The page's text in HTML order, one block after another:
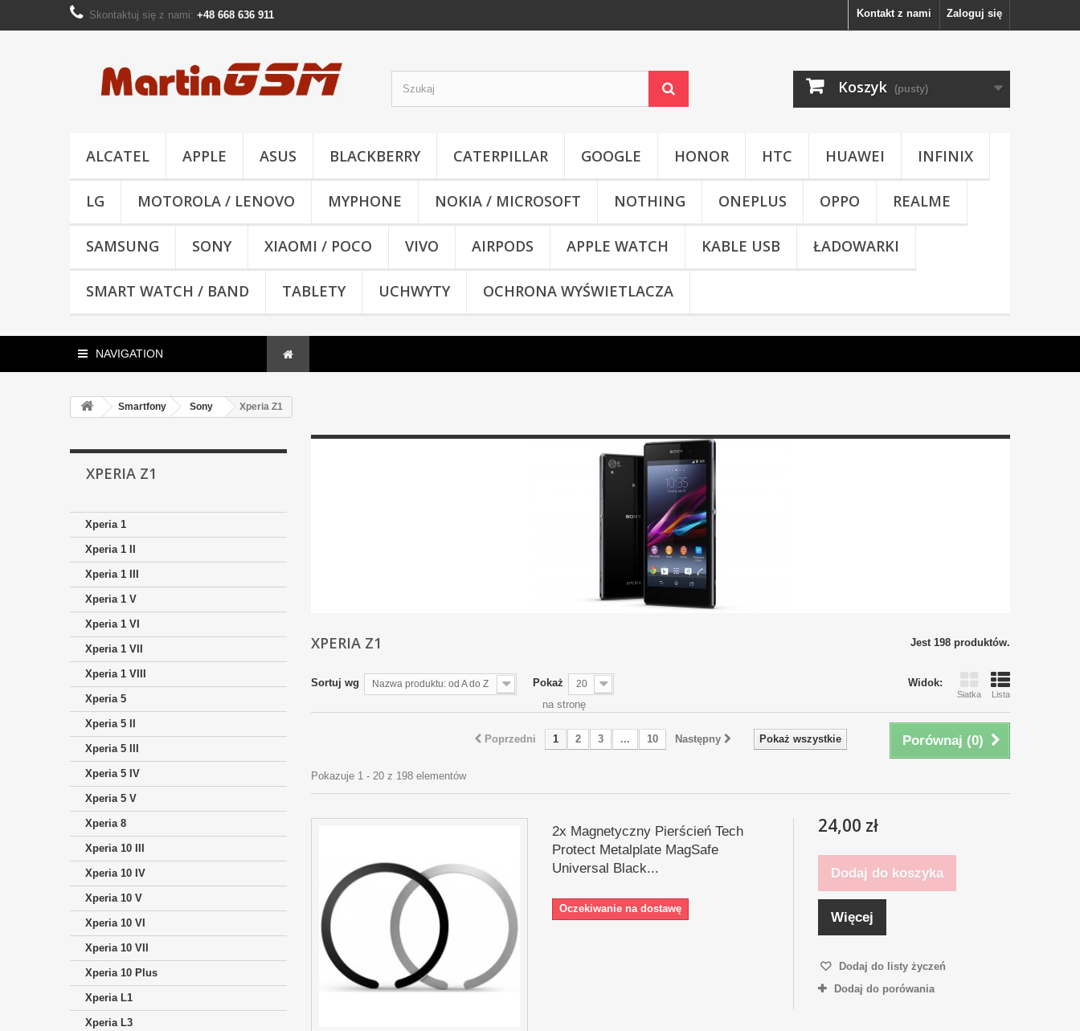
Zaloguj się
Kontakt z nami
Skontaktuj się z nami: +48 668 636 911
Koszyk (pusty)
ALCATEL APPLE ASUS BLACKBERRY CATERPILLAR GOOGLE HONOR HTC HUAWEI INFINIX
LG MOTOROLA / LENOVO MYPHONE NOKIA / MICROSOFT NOTHING ONEPLUS OPPO REALME
SAMSUNG SONY XIAOMI / POCO VIVO AIRPODS APPLE WATCH KABLE USB ŁADOWARKI
SMART WATCH / BAND TABLETY UCHWYTY OCHRONA WYŚWIETLACZA
NAVIGATION
Smartfony Sony Xperia Z1
XPERIA Z1
Xperia 1
Xperia 1 II
Xperia 1 III
Xperia 1 V
Xperia 1 VI
Xperia 1 VII
Xperia 1 VIII
Xperia 5
Xperia 5 II
Xperia 5 III
Xperia 5 IV
Xperia 5 V
Xperia 8
Xperia 10 III
Xperia 10 IV
Xperia 10 V
Xperia 10 VI
Xperia 10 VII
Xperia 10 Plus
Xperia L1
Xperia L3
XPERIA Z1 Jest 198 produktów.
Widok:
Siatka Lista
Sortuj wg Nazwa produktu: od A do Z Pokaż 20
na stronę
Porównaj (0)
Pokaż wszystkie
Poprzedni 1 2 3 ... 10 Następny
Pokazuje 1 - 20 z 198 elementów
2x Magnetyczny Pierścień Tech
Protect Metalplate MagSafe
Universal Black...
Oczekiwanie na dostawę
24,00 zł
Dodaj do koszyka
Więcej
Dodaj do listy życzeń
Dodaj do porówania